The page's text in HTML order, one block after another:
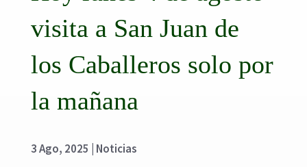
visita a San Juan de
los Caballeros solo por
la mañana
3 Ago, 2025 Noticias